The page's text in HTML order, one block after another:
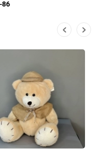
86